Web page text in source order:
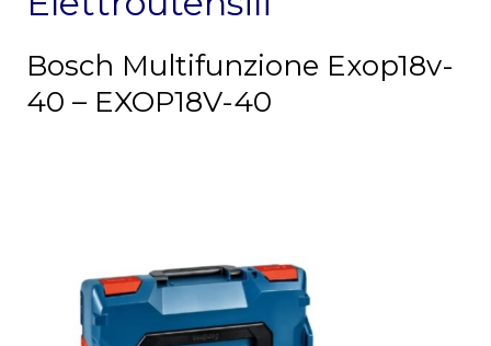
Bosch Multifunzione Exop18v-
40 – EXOP18V-40